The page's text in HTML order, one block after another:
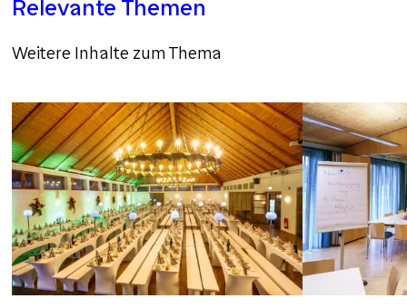
Relevante Themen
Weitere Inhalte zum Thema